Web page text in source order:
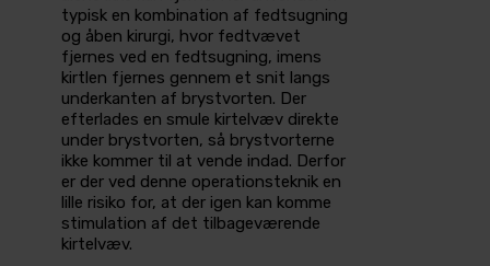
typisk en kombination af fedtsugning
og åben kirurgi, hvor fedtvævet
fjernes ved en fedtsugning, imens
kirtlen fjernes­ gennem et snit langs
underkanten af brystvorten. Der
efterlades en smule kirtelvæv direkte
under brystvorten, så brystvorterne
ikke kommer til at vende indad. Derfor
er der ved denne operationsteknik en
lille risiko for, at der igen kan komme
stimulation af det tilbageværende
kirtelvæv.